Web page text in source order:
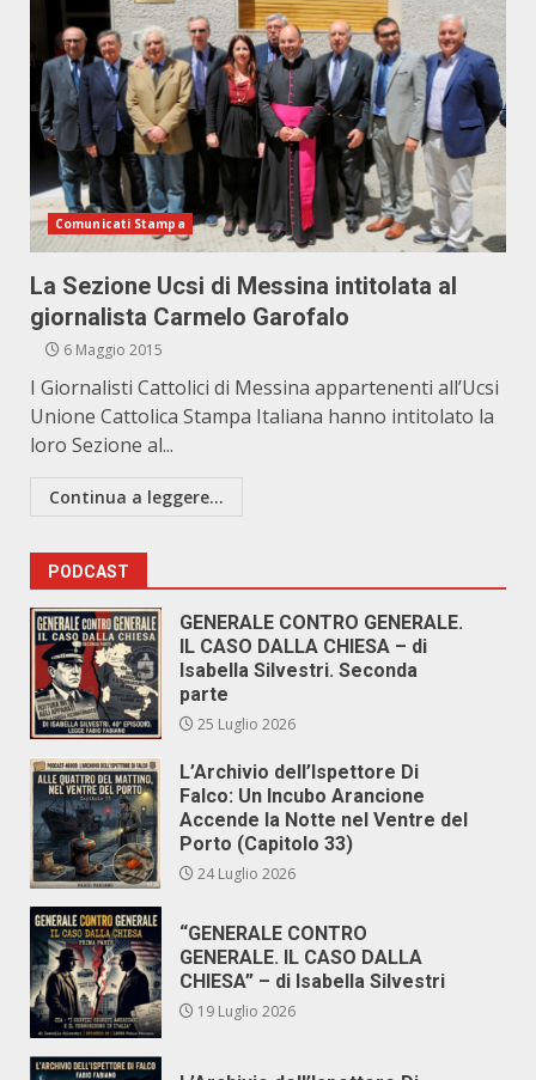
Comunicati Stampa
La Sezione Ucsi di Messina intitolata al
giornalista Carmelo Garofalo
6 Maggio 2015
I Giornalisti Cattolici di Messina appartenenti all’Ucsi
Unione Cattolica Stampa Italiana hanno intitolato la
loro Sezione al...
Continua a leggere...
PODCAST
GENERALE CONTRO GENERALE.
IL CASO DALLA CHIESA – di
Isabella Silvestri. Seconda
parte
25 Luglio 2026
L’Archivio dell’Ispettore Di
Falco: Un Incubo Arancione
Accende la Notte nel Ventre del
Porto (Capitolo 33)
24 Luglio 2026
“GENERALE CONTRO
GENERALE. IL CASO DALLA
CHIESA” – di Isabella Silvestri
19 Luglio 2026